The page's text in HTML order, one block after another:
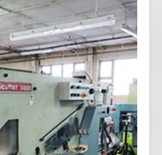
Next